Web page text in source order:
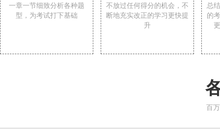
一章一节细致分析各种题
型，为考试打下基础
不放过任何得分的机会，不
断地充实改正的学习更快提
升
总
的
百